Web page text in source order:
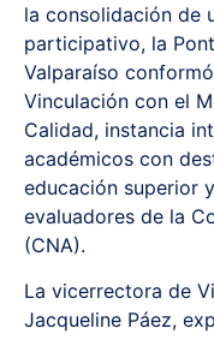
la consolidación de
participativo, la
Valparaíso
Vinculación con el
Calidad, instancia
académicos con
educación superior
evaluadores de la
(CNA).
La vicerrectora de
Jacqueline Páez,